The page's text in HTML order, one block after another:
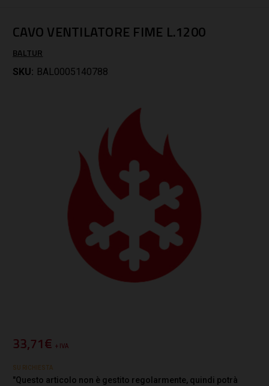
CAVO VENTILATORE FIME L.1200
BALTUR
SKU: BAL0005140788
33,71€ + IVA
SU RICHIESTA
"Questo articolo non è gestito regolarmente, quindi potrà